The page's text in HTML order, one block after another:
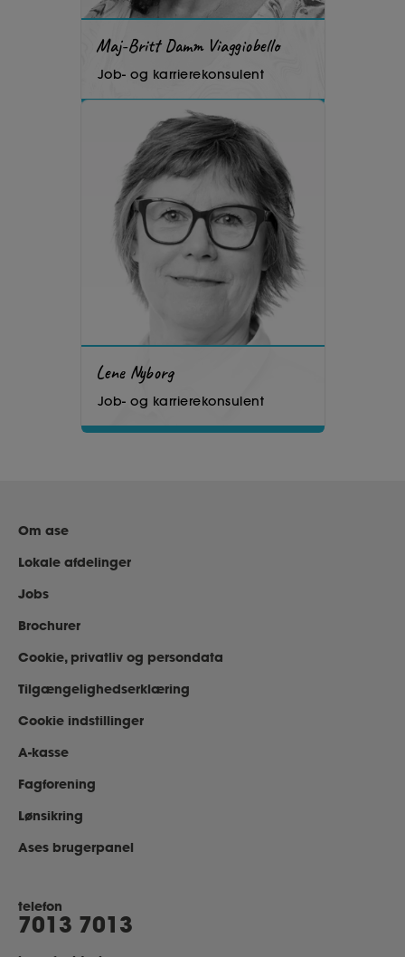
Maj-Britt Damm Viaggiobello
Job- og karrierekonsulent
Lene Nyborg
Job- og karrierekonsulent
Om ase
Lokale afdelinger
Jobs
Brochurer
Cookie, privatliv og persondata
Tilgængelighedserklæring
Cookie indstillinger
A-kasse
Fagforening
Lønsikring
Ases brugerpanel
telefon
7013 7013